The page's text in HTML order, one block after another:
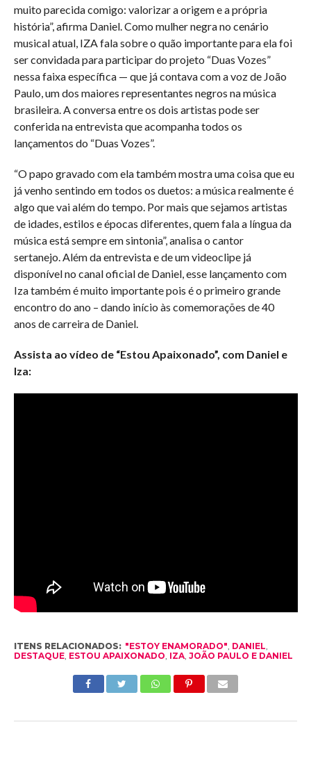
muito parecida comigo: valorizar a origem e a própria
história”, afirma Daniel. Como mulher negra no cenário
musical atual, IZA fala sobre o quão importante para ela foi
ser convidada para participar do projeto “Duas Vozes”
nessa faixa específica — que já contava com a voz de João
Paulo, um dos maiores representantes negros na música
brasileira. A conversa entre os dois artistas pode ser
conferida na entrevista que acompanha todos os
lançamentos do “Duas Vozes”.
“O papo gravado com ela também mostra uma coisa que eu
já venho sentindo em todos os duetos: a música realmente é
algo que vai além do tempo. Por mais que sejamos artistas
de idades, estilos e épocas diferentes, quem fala a língua da
música está sempre em sintonia”, analisa o cantor
sertanejo. Além da entrevista e de um videoclipe já
disponível no canal oficial de Daniel, esse lançamento com
Iza também é muito importante pois é o primeiro grande
encontro do ano – dando início às comemorações de 40
anos de carreira de Daniel.
Assista ao vídeo de “Estou Apaixonado”, com Daniel e
Iza:
ITENS RELACIONADOS: "ESTOY ENAMORADO" DANIEL
DESTAQUE, ESTOU APAIXONADO IZA, JOÃO PAULO E DANIEL